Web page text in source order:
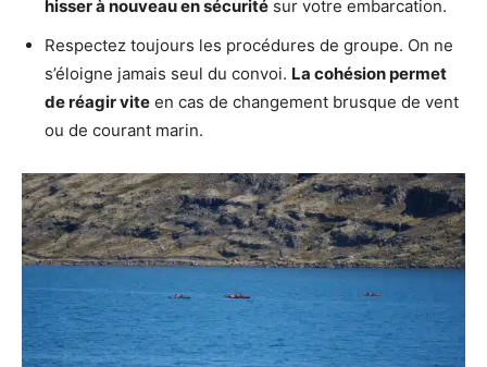
hisser à nouveau en sécurité sur votre embarcation.
Respectez toujours les procédures de groupe. On ne
s’éloigne jamais seul du convoi. La cohésion permet
de réagir vite en cas de changement brusque de vent
ou de courant marin.